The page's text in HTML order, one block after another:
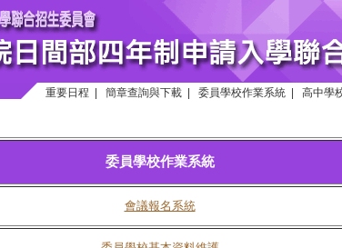
重要日程 簡章查詢與下載 委員學校作業系統 高中學
委員學校作業系統
會議報名系統